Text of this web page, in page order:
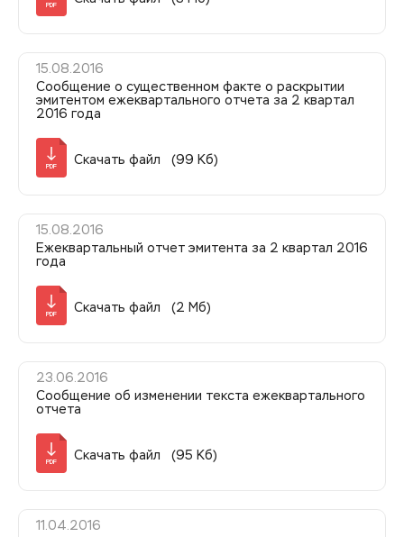
PDF
15.08.2016
Сообщение о существенном факте о раскрытии
эмитентом ежеквартального отчета за 2 квартал
2016 года
PDF
Скачать файл (99 Кб)
15.08.2016
Ежеквартальный отчет эмитента за 2 квартал 2016
года
PDF
Скачать файл (2 Мб)
23.06.2016
Сообщение об изменении текста ежеквартального
отчета
PDF
Скачать файл (95 Кб)
11.04.2016